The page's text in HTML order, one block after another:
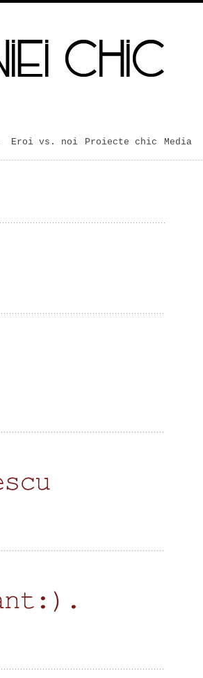
Eroi vs. noi Proiecte chic Media